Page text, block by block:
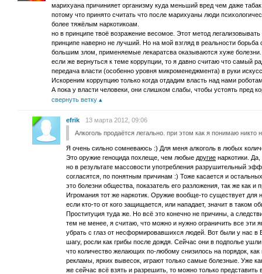
марихуана причинияет организму куда меньший вред чем даже
потому что принято считать что после марихуаны люди
более тяжёлым наркотикоам.
но в принципе твоё возражение весомое. Этот метод
принципе наверно не лучший. Но на мой взгляд в реальности
большим злом, применяемые лекаратсва оказываются хуже болезни.
если же вернуться к теме коррупции, то я давно считаю что самый
передача власти (особенно уровня микроменеджмента) в руки
Искореним коррупцию только когда отдадим власть над нами
А пока у власти человеки, они слишком слабы, чтобы устоять пред
свернуть ветку
efrik
13 марта 2012, 09:06
Алкоголь продаётся легально. при этом как я понимаю никто
Я очень сильно сомневаюсь :) Для меня алкоголь в любых
Это оружие геноцида похлеще, чем любые другие наркотики.
но в результате массовости употребления разрушительный
согласятся, по понятным причинам :) Тоже касается и
это болезни общества, показатель его разложения, так же как и
Игромания тот же наркотик. Оружие вообще-то существует для
если кто-то от кого защищается, или нападает, значит в таком
Проституция туда же. Но всё это конечно не причины, а
тем не менее, я считаю, что можно и нужно ограничить все эти
убрать с глаз от несформировавшихся людей. Вот были у нас
шагу, росли как грибы после дождя. Сейчас они в подполье
что количество желающих по-любому снизилось на порядок,
рекламы, ярких вывесок, играют только самые болезные. Уже
же сейчас всё взять и разрешить, то можно только